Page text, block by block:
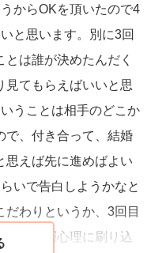
からOKを頂いたので4
と思います。別に3回
は誰が決めたんだく
見てもらえばいいと思
うことは相手のどこか
で、付き合って、結婚
思えば先に進めばよい
いで告白しようかなと
だわりというか、3回目
？と深層心理に刷り込